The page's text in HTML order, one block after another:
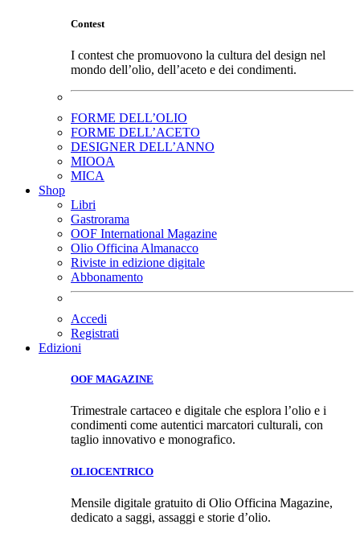
Contest
I contest che promuovono la cultura del design nel
mondo dell’olio, dell’aceto e dei condimenti.
FORME DELL’OLIO
FORME DELL’ACETO
DESIGNER DELL’ANNO
MIOOA
MICA
Shop
Libri
Gastrorama
OOF International Magazine
Olio Officina Almanacco
Riviste in edizione digitale
Abbonamento
Accedi
Registrati
Edizioni
OOF MAGAZINE
Trimestrale cartaceo e digitale che esplora l’olio e i
condimenti come autentici marcatori culturali, con
taglio innovativo e monografico.
OLIOCENTRICO
Mensile digitale gratuito di Olio Officina Magazine,
dedicato a saggi, assaggi e storie d’olio.